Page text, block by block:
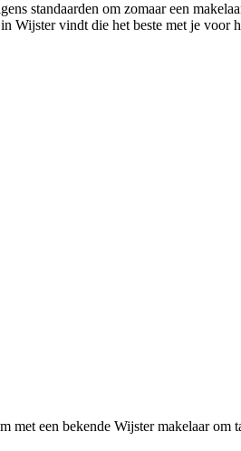
standaarden om zomaar een
vindt die het beste met je voor
een bekende Wijster makelaar